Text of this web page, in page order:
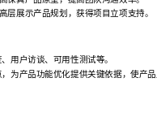
层展示产品规划，获得项目立项支持。
用户访谈、可用性测试等。
为产品功能优化提供关键依据，使产